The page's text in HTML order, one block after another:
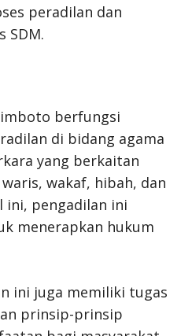
peradilan dan
SDM.
berfungsi
di bidang agama
yang berkaitan
wakaf, hibah, dan
ini, pengadilan ini
menerapkan hukum
ini juga memiliki tugas
prinsip-prinsip